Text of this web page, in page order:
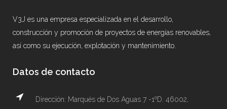
V3J es una empresa especializada en el desarrollo,
construcción y promoción de proyectos de energías renovables,
así como su ejecución, explotación y mantenimiento.
Datos de contacto
Dirección: Marqués de Dos Aguas 7 -1ºD. 46002,